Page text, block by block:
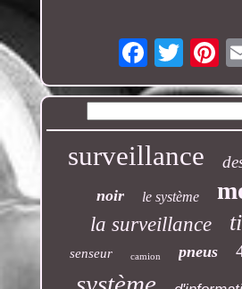
surveillance
noir le système
la surveillance
senseur camion pneus